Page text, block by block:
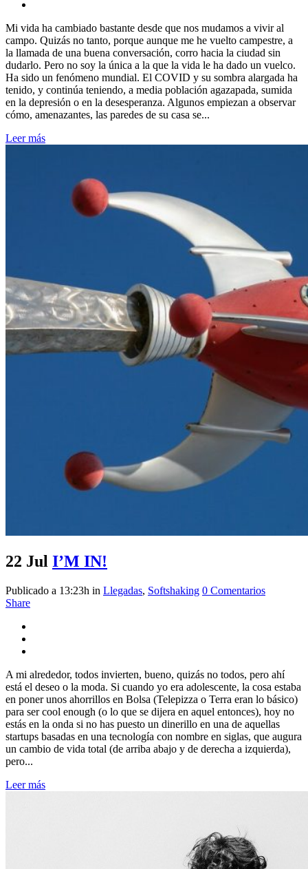
Mi vida ha cambiado bastante desde que nos mudamos a vivir al
campo. Quizás no tanto, porque aunque me he vuelto campestre, a
la llamada de una buena conversación, corro hacia la ciudad sin
dudarlo. Pero no soy la única a la que la vida le ha dado un vuelco.
Ha sido un fenómeno mundial. El COVID y su sombra alargada ha
tenido, y continúa teniendo, a media población agazapada, sumida
en la depresión o en la desesperanza. Algunos empiezan a observar
cómo, amenazantes, las paredes de su casa se...
Leer más
22 Jul I’M IN!
Publicado a 13:23h in Llegadas, Softshaking 0 Comentarios
Share
A mi alrededor, todos invierten, bueno, quizás no todos, pero ahí
está el deseo o la moda. Si cuando yo era adolescente, la cosa estaba
en poner unos ahorrillos en Bolsa (Telepizza o Terra eran lo básico)
para ser cool enough (o lo que se dijera en aquel entonces), hoy no
estás en la onda si no has puesto un dinerillo en una de aquellas
startups basadas en una tecnología con nombre en siglas, que augura
un cambio de vida total (de arriba abajo y de derecha a izquierda),
pero...
Leer más